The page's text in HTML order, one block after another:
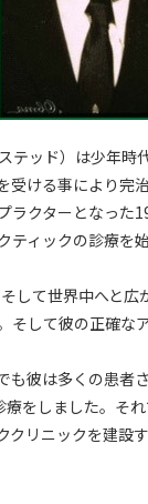
テッド）は少年
受ける事により完
ラクターとなっ
ィックの診療を始
して世界中へと
して彼の正確な
も彼は多くの患者
をしました。そ
リニックを建設